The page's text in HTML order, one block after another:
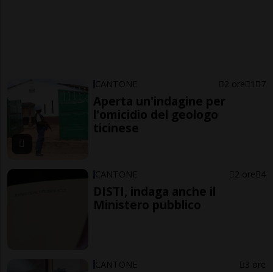
CANTONE 2 ore 1 7
Aperta un'indagine per
l'omicidio del geologo
ticinese
CANTONE 2 ore 4
DISTI, indaga anche il
Ministero pubblico
CANTONE 3 ore